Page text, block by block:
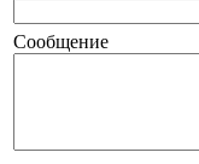
Сообщение